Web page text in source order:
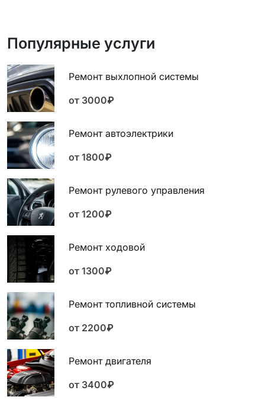
Популярные услуги
Ремонт выхлопной системы
от 3000₽
Ремонт автоэлектрики
от 1800₽
Ремонт рулевого управления
от 1200₽
Ремонт ходовой
от 1300₽
Ремонт топливной системы
от 2200₽
Ремонт двигателя
от 3400₽